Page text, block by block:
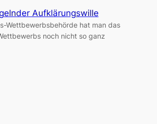
Aufklärungswille
Wettbewerbsbehörde hat man das
noch nicht so ganz